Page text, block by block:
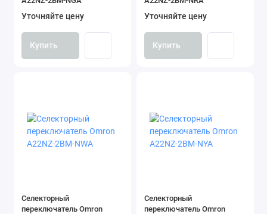
Уточняйте цену
Купить
Уточняйте цену
Купить
Селекторный
переключатель Omron
Селекторный
переключатель Omron